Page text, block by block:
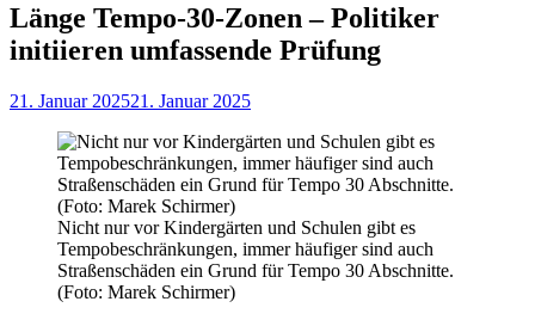
Länge Tempo-30-Zonen – Politiker
initiieren umfassende Prüfung
21. Januar 202521. Januar 2025
Nicht nur vor Kindergärten und Schulen gibt es
Tempobeschränkungen, immer häufiger sind auch
Straßenschäden ein Grund für Tempo 30 Abschnitte.
(Foto: Marek Schirmer)